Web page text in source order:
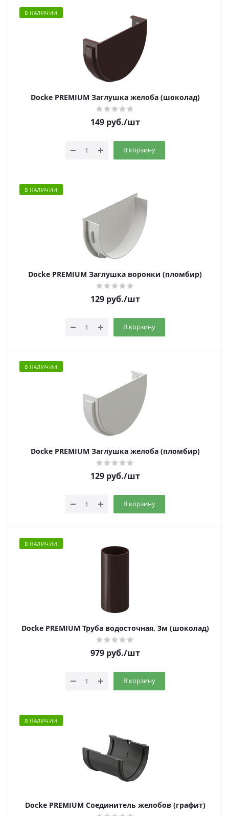
В НАЛИЧИИ
Docke PREMIUM Заглушка желоба (шоколад)
149руб./шт
В корзину
В НАЛИЧИИ
Docke PREMIUM Заглушка воронки (пломбир)
129руб./шт
В корзину
В НАЛИЧИИ
Docke PREMIUM Заглушка желоба (пломбир)
129руб./шт
В корзину
В НАЛИЧИИ
Docke PREMIUM Труба водосточная, 3м (шоколад)
979руб./шт
В корзину
В НАЛИЧИИ
Docke PREMIUM Соединитель желобов (графит)